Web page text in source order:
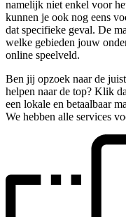
namelijk niet enkel voor
kunnen je ook nog eens
dat specifieke geval. De
welke gebieden jouw
online speelveld.
Ben jij opzoek naar de
helpen naar de top? Klik
een lokale en betaalbaar
We hebben alle services